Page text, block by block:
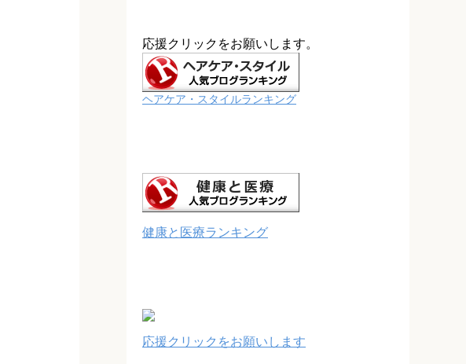
応援クリックをお願いします。
ヘアケア・スタイルランキング
健康と医療ランキング
応援クリックをお願いします